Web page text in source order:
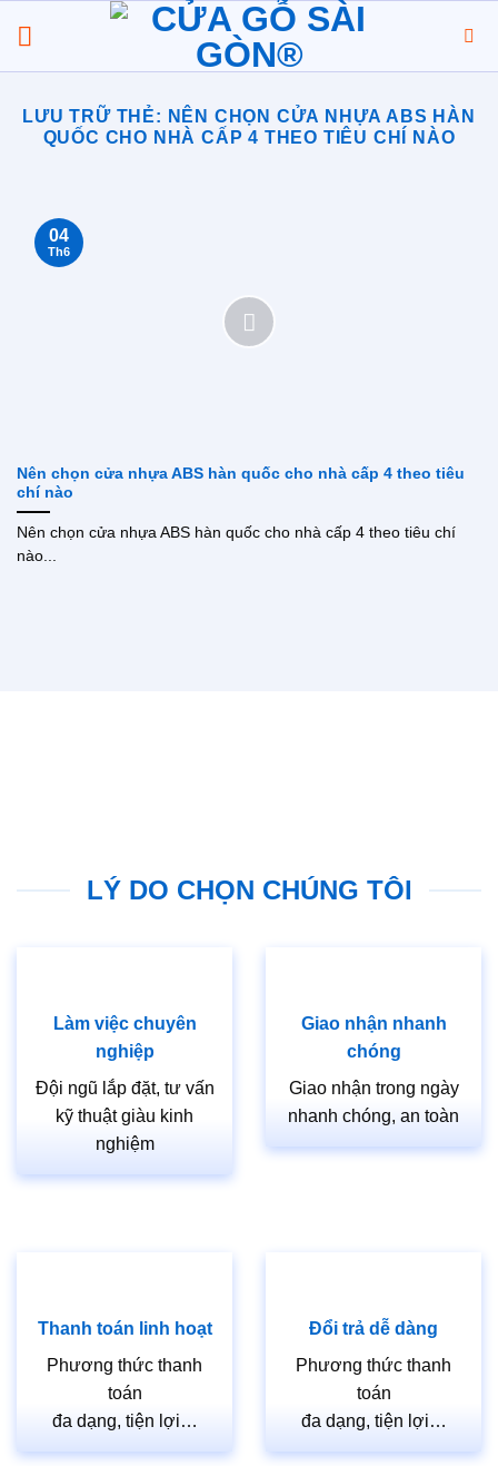
đến
nội
LƯU TRỮ THẺ: NÊN CHỌN CỬA NHỰA ABS HÀN
QUỐC CHO NHÀ CẤP 4 THEO TIÊU CHÍ NÀO
Nên chọn cửa nhựa ABS hàn quốc cho nhà cấp 4 theo tiêu
chí nào
Nên chọn cửa nhựa ABS hàn quốc cho nhà cấp 4 theo tiêu chí
nào...
04
Th6
LÝ DO CHỌN CHÚNG TÔI
Làm việc chuyên
nghiệp
Đội ngũ lắp đặt, tư vấn
kỹ thuật giàu kinh
nghiệm
Giao nhận nhanh
chóng
Giao nhận trong ngày
nhanh chóng, an toàn
Thanh toán linh hoạt
Phương thức thanh
toán
đa dạng, tiện lợi…
Đổi trả dễ dàng
Phương thức thanh
toán
đa dạng, tiện lợi…